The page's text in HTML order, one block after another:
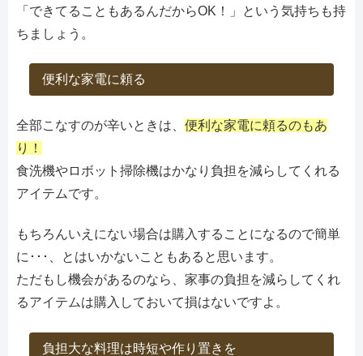
「できてることもあるんだからOK！」という気持ちも持
ちましょう。
便利な家電に頼る
全部こなすのが辛いときは、 便利な家電に頼るのもあ
り！
食洗機やロボット掃除機はかなり負担を減らしてくれる
アイテムです。
もちろんいえにない場合は購入することになるので簡単
に･･･、とはいかないこともあると思います。
ただもし機会があるのなら、家事の負担を減らしてくれ
るアイテムは購入しておいて損はないですよ。
負担大な料理は時短や作り置きを